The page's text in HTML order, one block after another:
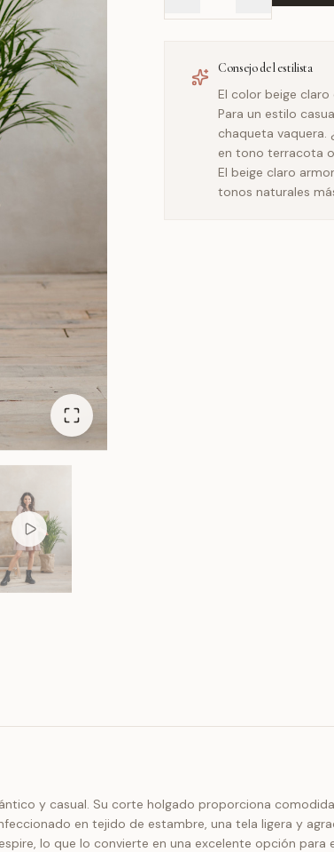
Consejo del estilista
El color beige
Para un estilo
chaqueta vaquera.
en tono terracota
El beige claro
tonos naturales
y casual. Su corte holgado proporciona
en tejido de estambre, una tela ligera y
lo que lo convierte en una excelente opción